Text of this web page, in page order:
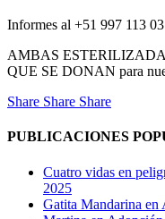
Informes al +51 997 113
AMBAS
QUE SE DONAN para
Share Share Share
PUBLICACIONES
Cuatro vidas en
2025
Gatita Mandarina en